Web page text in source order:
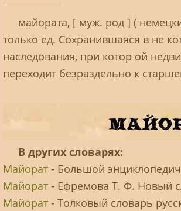
майората, [ муж. род ] (
только ед. Сохранившаяся в не
наследования, при котор ой
переходит безраздельно к
В других словарях:
Майорат- Большой
Майорат- Ефремова Т. Ф. Новый
Майорат- Толковый словарь